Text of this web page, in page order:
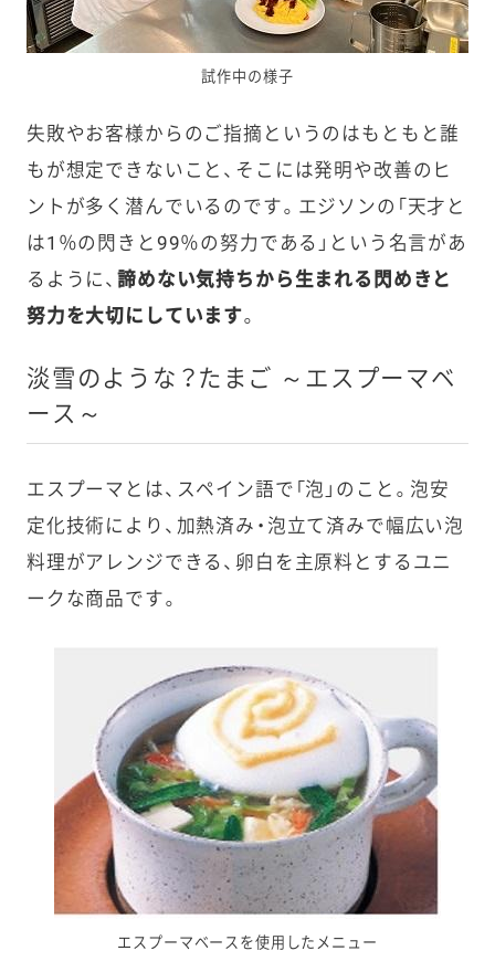
試作中の様子
失敗やお客様からのご指摘というのはもともと誰
もが想定できないこと、そこには発明や改善のヒ
ントが多く潜んでいるのです。エジソンの「天才と
は1％の閃きと99％の努力である」という名言があ
るように、諦めない気持ちから生まれる閃めきと
努力を大切にしています。
淡雪のような？たまご ～エスプーマベ
ース～
エスプーマとは、スペイン語で「泡」のこと。泡安
定化技術により、加熱済み・泡立て済みで幅広い泡
料理がアレンジできる、卵白を主原料とするユニ
ークな商品です。
エスプーマベースを使用したメニュー